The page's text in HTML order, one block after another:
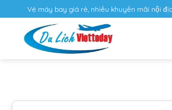
Vé máy bay giá rẻ, nhiều khuyến mãi nội